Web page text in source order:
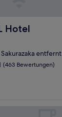
Hotel
entfernt
(463 Bewertungen)